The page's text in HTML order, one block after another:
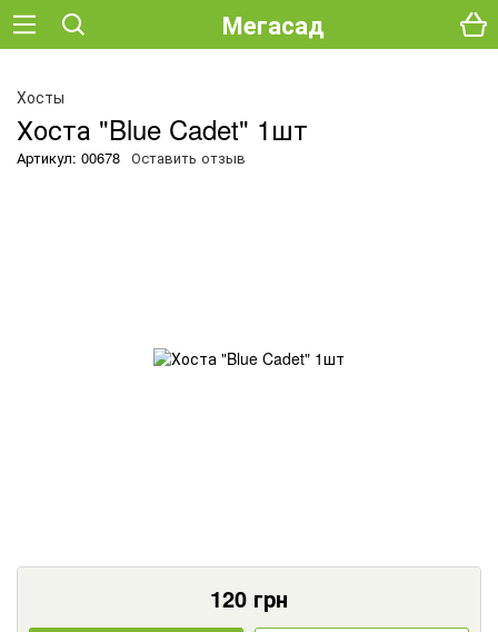
Мегасад
Хосты
Хоста "Blue Cadet" 1шт
Артикул: 00678 Оставить отзыв
120 грн